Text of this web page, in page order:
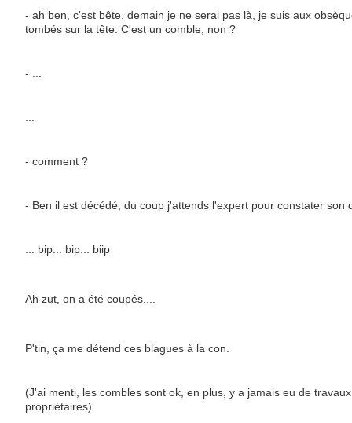
- ah ben, c'est bête, demain je ne serai pas là, je suis aux
tombés sur la tête. C'est un comble, non ?
- ...
- comment ?
- Ben il est décédé, du coup j'attends l'expert pour constater son
... bip... bip... biip
Ah zut, on a été coupés....
P'tin, ça me détend ces blagues à la con.
(J'ai menti, les combles sont ok, en plus, y a jamais eu de
propriétaires).